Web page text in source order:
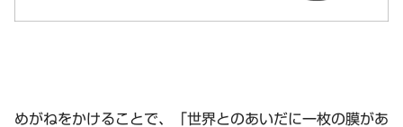
めがねをかけることで、「世界とのあいだに一枚の膜があ